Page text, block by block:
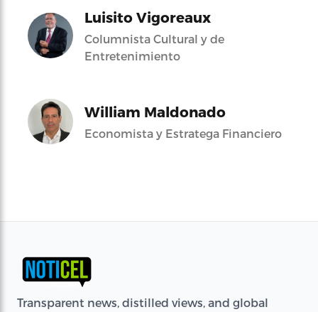
Luisito Vigoreaux
Columnista Cultural y de
Entretenimiento
William Maldonado
Economista y Estratega Financiero
Transparent news, distilled views, and global